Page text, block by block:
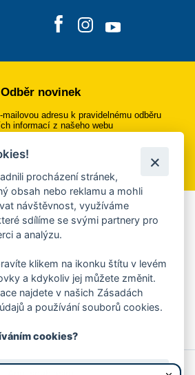
Odběr novinek
adresu k pravidelnému odběru
informací z našeho webu
se k odběru
Mobilní rozhlas
mobilu či mailu upozornění na
na kulturní a sportovní akce?
informací o aplikaci
Prohlášení o používání cookies
procházení stránek,
obsah nebo reklamu a mohli
návštěvnost, využíváme
sdílíme se svými partnery pro
a analýzu.
klikem na ikonku štítu v levém
a kdykoliv jej můžete změnit.
najdete v našich Zásadách
a používání souborů cookies.
cookies?